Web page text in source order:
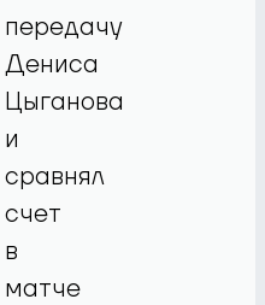
передачу
Дениса
Цыганова
и
сравнял
счет
в
матче